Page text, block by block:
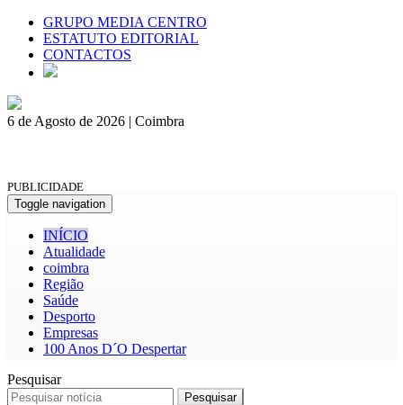
GRUPO MEDIA CENTRO
ESTATUTO EDITORIAL
CONTACTOS
6 de Agosto de 2026 | Coimbra
PUBLICIDADE
Toggle navigation
INÍCIO
Atualidade
coimbra
Região
Saúde
Desporto
Empresas
100 Anos D´O Despertar
Pesquisar
Pesquisar